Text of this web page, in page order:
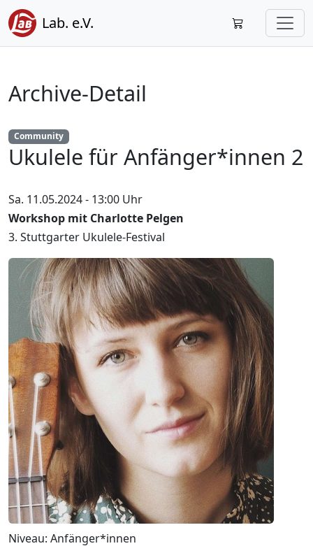
Lab. e.V.
Archive-Detail
Community
Ukulele für Anfänger*innen 2
Sa. 11.05.2024 - 13:00 Uhr
Workshop mit Charlotte Pelgen
3. Stuttgarter Ukulele-Festival
Niveau: Anfänger*innen